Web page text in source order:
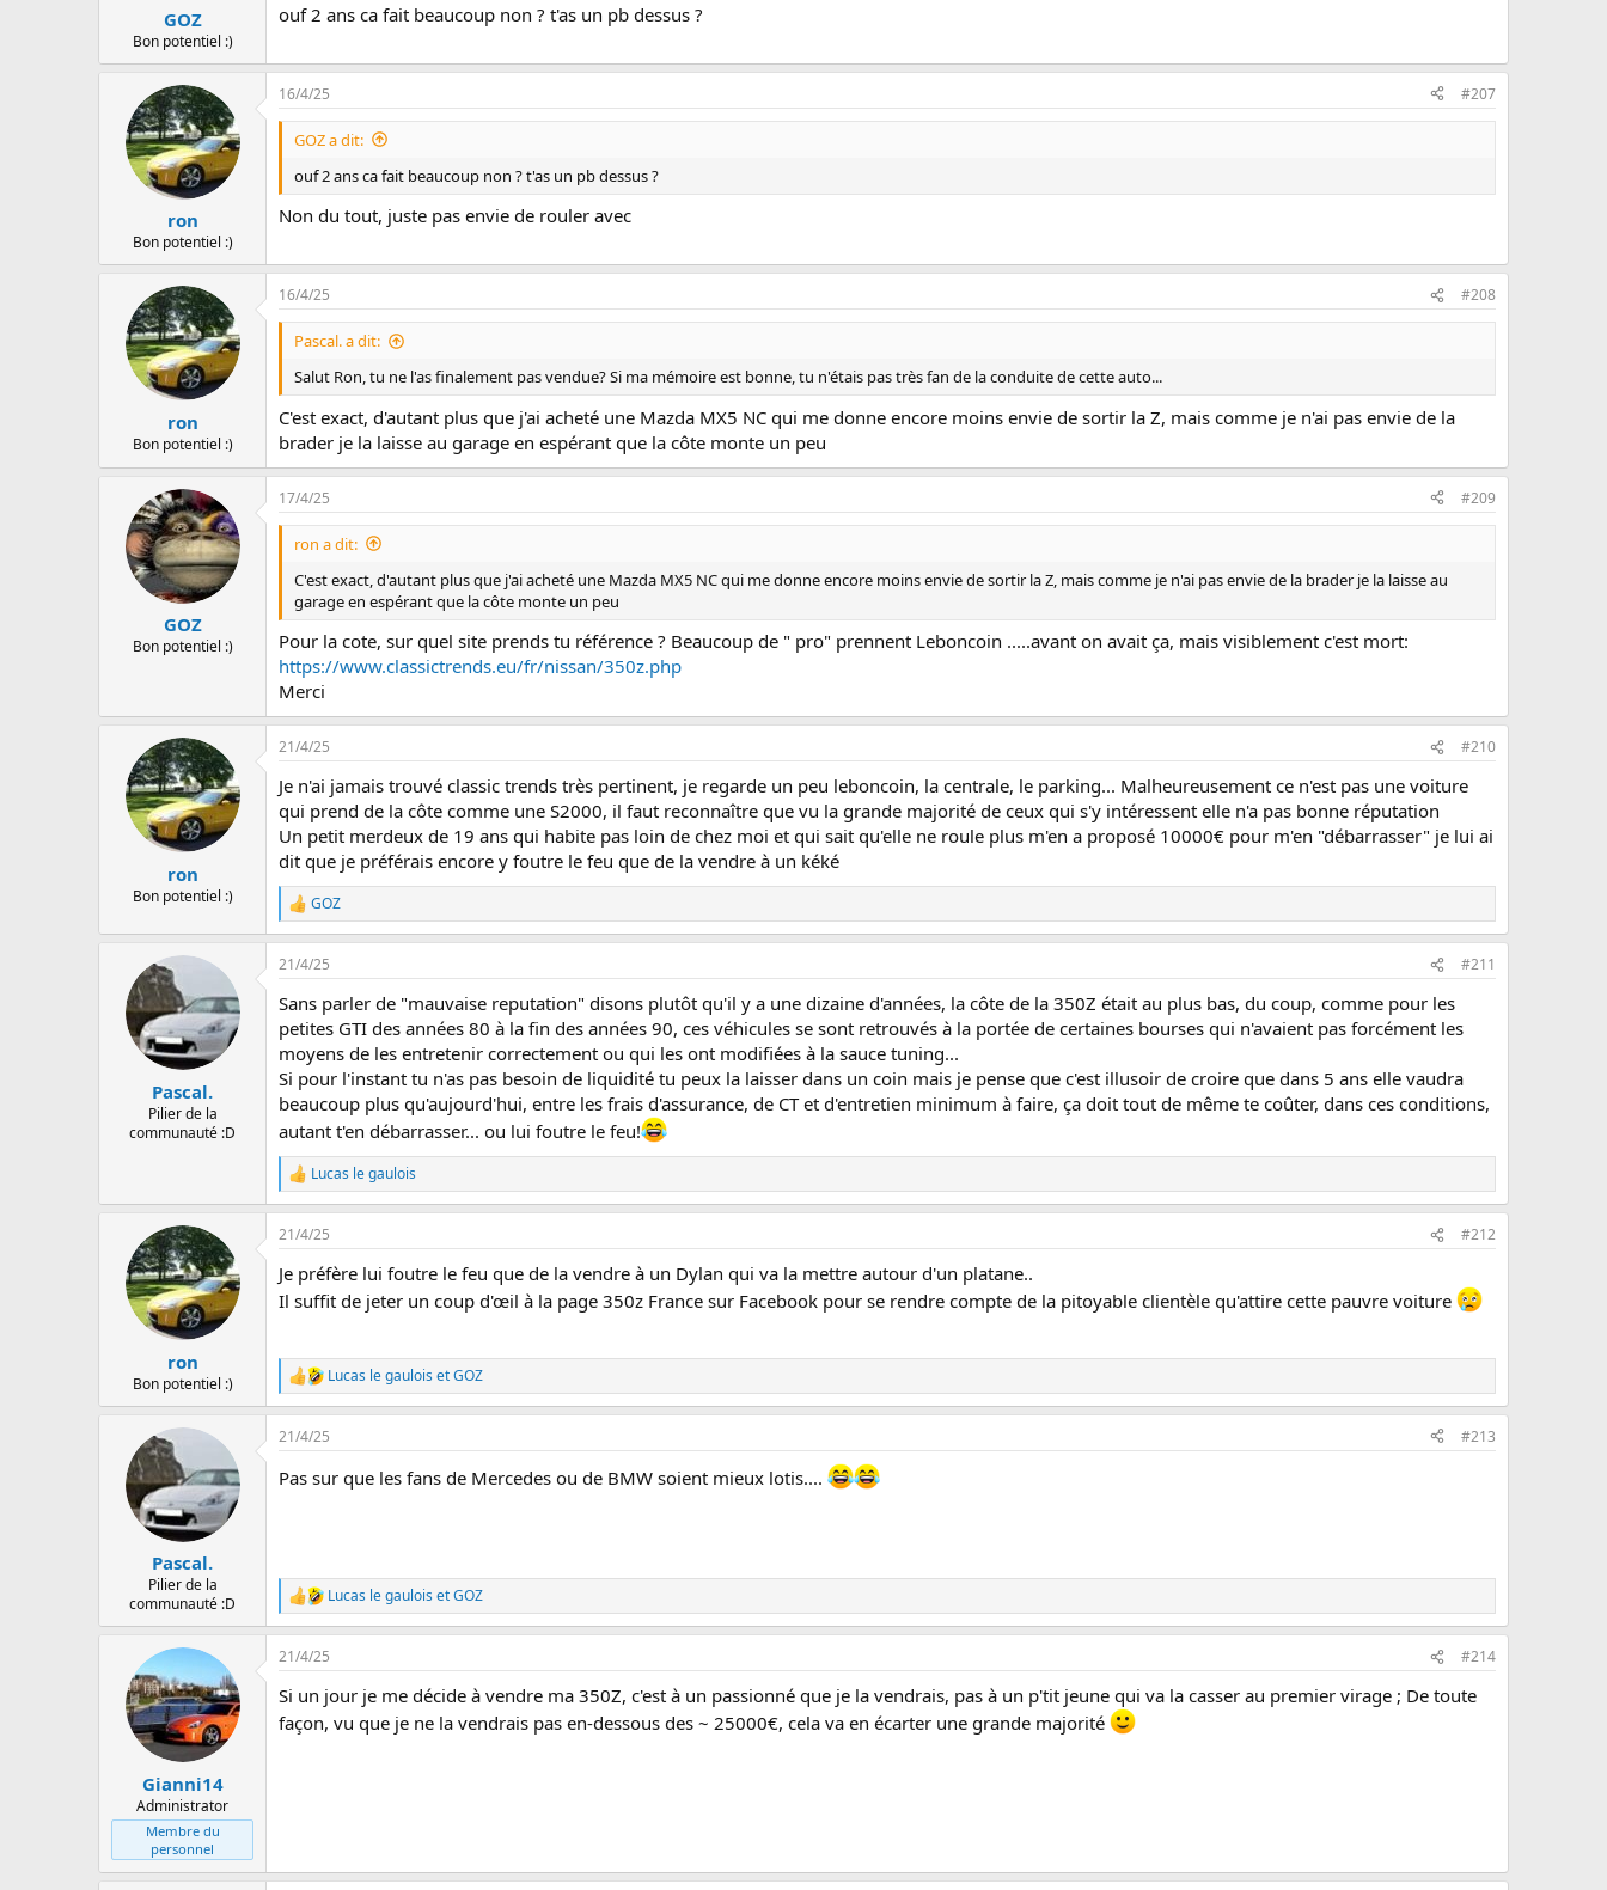
GOZ
Bon potentiel :)
ouf 2 ans ca fait beaucoup non ? t'as un pb dessus ?
ron
Bon potentiel :)
16/4/25 #207
GOZ a dit:
ouf 2 ans ca fait beaucoup non ? t'as un pb dessus ?
Non du tout, juste pas envie de rouler avec
ron
Bon potentiel :)
16/4/25 #208
Pascal. a dit:
Salut Ron, tu ne l'as finalement pas vendue? Si ma mémoire est bonne, tu n'étais pas très fan de la conduite de cette auto...
C'est exact, d'autant plus que j'ai acheté une Mazda MX5 NC qui me donne encore moins envie de sortir la Z, mais comme je n'ai pas envie de la
brader je la laisse au garage en espérant que la côte monte un peu
GOZ
Bon potentiel :)
17/4/25 #209
ron a dit:
C'est exact, d'autant plus que j'ai acheté une Mazda MX5 NC qui me donne encore moins envie de sortir la Z, mais comme je n'ai pas envie de la brader je la laisse au
garage en espérant que la côte monte un peu
Pour la cote, sur quel site prends tu référence ? Beaucoup de " pro" prennent Leboncoin .....avant on avait ça, mais visiblement c'est mort:
https://www.classictrends.eu/fr/nissan/350z.php
Merci
ron
Bon potentiel :)
21/4/25 #210
Je n'ai jamais trouvé classic trends très pertinent, je regarde un peu leboncoin, la centrale, le parking... Malheureusement ce n'est pas une voiture
qui prend de la côte comme une S2000, il faut reconnaître que vu la grande majorité de ceux qui s'y intéressent elle n'a pas bonne réputation
Un petit merdeux de 19 ans qui habite pas loin de chez moi et qui sait qu'elle ne roule plus m'en a proposé 10000€ pour m'en "débarrasser" je lui ai
dit que je préférais encore y foutre le feu que de la vendre à un kéké
L
e
s
r
a
c
i
o
n
:
GOZ
Pascal.
Pilier de la
communauté :D
21/4/25 #211
Sans parler de "mauvaise reputation" disons plutôt qu'il y a une dizaine d'années, la côte de la 350Z était au plus bas, du coup, comme pour les
petites GTI des années 80 à la fin des années 90, ces véhicules se sont retrouvés à la portée de certaines bourses qui n'avaient pas forcément les
moyens de les entretenir correctement ou qui les ont modifiées à la sauce tuning...
Si pour l'instant tu n'as pas besoin de liquidité tu peux la laisser dans un coin mais je pense que c'est illusoir de croire que dans 5 ans elle vaudra
beaucoup plus qu'aujourd'hui, entre les frais d'assurance, de CT et d'entretien minimum à faire, ça doit tout de même te coûter, dans ces conditions,
autant t'en débarrasser... ou lui foutre le feu!
L
e
s
r
a
c
o
n
s
:
Lucas le gaulois
ron
Bon potentiel :)
21/4/25 #212
Je préfère lui foutre le feu que de la vendre à un Dylan qui va la mettre autour d'un platane..
Il suffit de jeter un coup d'œil à la page 350z France sur Facebook pour se rendre compte de la pitoyable clientèle qu'attire cette pauvre voiture
L
e
s
r
a
n
s
:
Lucas le gaulois etGOZ
Pascal.
Pilier de la
communauté :D
21/4/25 #213
Pas sur que les fans de Mercedes ou de BMW soient mieux lotis....
L
e
s
r
a
c
Lucas le gaulois etGOZ
Gianni14
Administrator
Membre du
personnel
21/4/25 #214
Si un jour je me décide à vendre ma 350Z, c'est à un passionné que je la vendrais, pas à un p'tit jeune qui va la casser au premier virage ; De toute
façon, vu que je ne la vendrais pas en-dessous des ~ 25000€, cela va en écarter une grande majorité